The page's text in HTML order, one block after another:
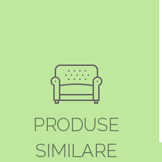
PRODUSE
SIMILARE